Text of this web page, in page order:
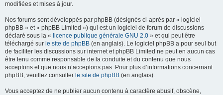
modifiées et mises à jour.
Nos forums sont développés par phpBB (désignés ci-après par « logiciel
phpBB » et « phpBB Limited ») qui est un logiciel de forum de discussions
déclaré sous la « licence publique générale GNU 2.0 » et qui peut être
téléchargé sur le site de phpBB (en anglais). Le logiciel phpBB a pour seul but
de faciliter les discussions sur internet et phpBB Limited ne peut en aucun cas
être tenu comme responsable de la conduite et du contenu que nous
acceptons et que nous n’acceptons pas. Pour plus d’informations concernant
phpBB, veuillez consulter le site de phpBB (en anglais).
Vous acceptez de ne publier aucun contenu à caractère abusif, obscène,